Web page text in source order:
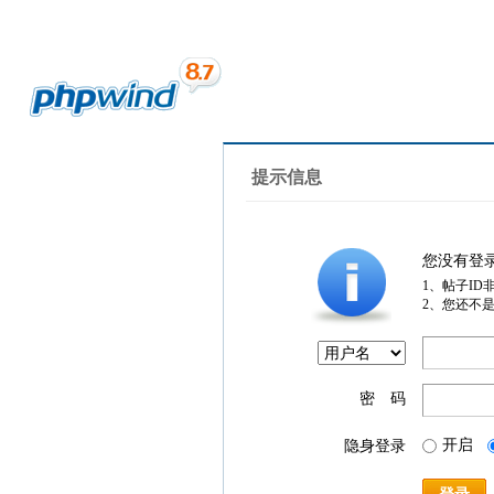
提示信息
您没有登
1、帖子ID
2、您还不
密 码
隐身登录 开启